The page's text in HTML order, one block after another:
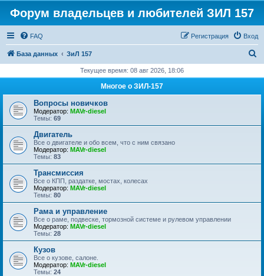
Форум владельцев и любителей ЗИЛ 157
FAQ Вход
Регистрация
База данных ЗиЛ 157
с
Текущее время: 08 авг 2026, 18:06
Многое о ЗИЛ-157
Вопросы новичков
Модератор: MAVr-diesel
Темы: 69
Двигатель
Все о двигателе и обо всем, что с ним связано
Модератор: MAVr-diesel
Темы: 83
Трансмиссия
Все о КПП, раздатке, мостах, колесах
Модератор: MAVr-diesel
Темы: 80
Рама и управление
Все о раме, подвеске, тормозной системе и рулевом управлении
Модератор: MAVr-diesel
Темы: 28
Кузов
Все о кузове, салоне.
Модератор: MAVr-diesel
Темы: 24